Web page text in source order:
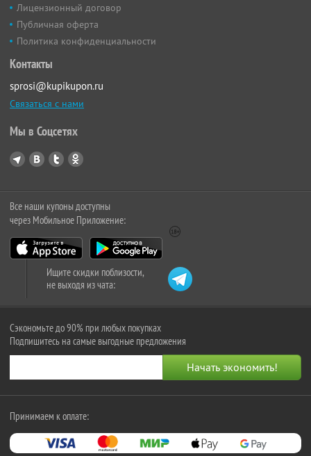
Лицензионный договор
Публичная оферта
Политика конфиденциальности
Контакты
sprosi@kupikupon.ru
Связаться с нами
Мы в Соцсетях
Все наши купоны доступны
через Мобильное Приложение:
Ищите скидки поблизости,
не выходя из чата:
Сэкономьте до 90% при любых покупках
Подпишитесь на самые выгодные предложения
Принимаем к оплате: